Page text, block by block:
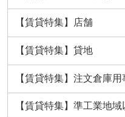
【賃貸特集】店舗
【賃貸特集】貸地
【賃貸特集】注文倉庫
【賃貸特集】準工業地域